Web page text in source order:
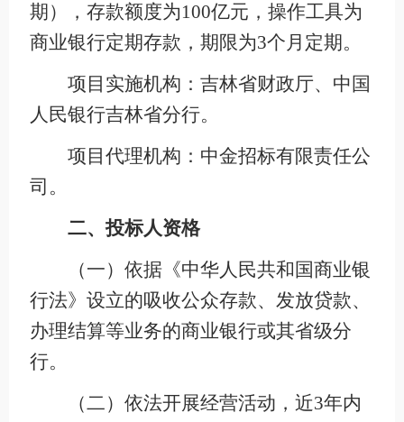
期），存款额度为100亿元，操作工具为
商业银行定期存款，期限为3个月定期。
项目实施机构：吉林省财政厅、中国
人民银行吉林省分行。
项目代理机构：中金招标有限责任公
司。
二、投标人资格
（一）依据《中华人民共和国商业银
行法》设立的吸收公众存款、发放贷款、
办理结算等业务的商业银行或其省级分
行。
（二）依法开展经营活动，近3年内